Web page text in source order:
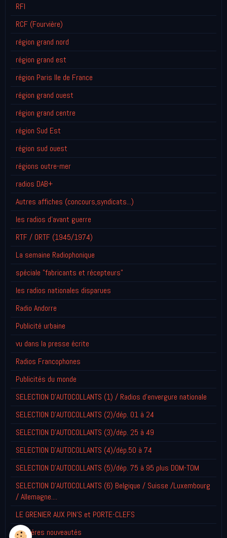
RFI
RCF (Fourvière)
région grand nord
région grand est
région Paris Ile de France
région grand ouest
région grand centre
région Sud Est
région sud ouest
régions outre-mer
radios DAB+
Autres affiches (concours,syndicats...)
les radios d'avant guerre
RTF / ORTF (1945/1974)
La semaine Radiophonique
spéciale "fabricants et récepteurs"
les radios nationales disparues
Radio Andorre
Publicité urbaine
vu dans la presse écrite
Radios Francophones
Publicités du monde
SELECTION D'AUTOCOLLANTS (1) / Radios d'envergure nationale
SELECTION D'AUTOCOLLANTS (2)/dép. 01 à 24
SELECTION D'AUTOCOLLANTS (3)/dép. 25 à 49
SELECTION D'AUTOCOLLANTS (4)/dép.50 à 74
SELECTION D'AUTOCOLLANTS (5)/dép. 75 à 95 plus DOM-TOM
SELECTION D'AUTOCOLLANTS (6) Belgique / Suisse /Luxembourg
/ Allemagne....
LE GRENIER AUX PIN'S et PORTE-CLEFS
Derniéres nouveautés